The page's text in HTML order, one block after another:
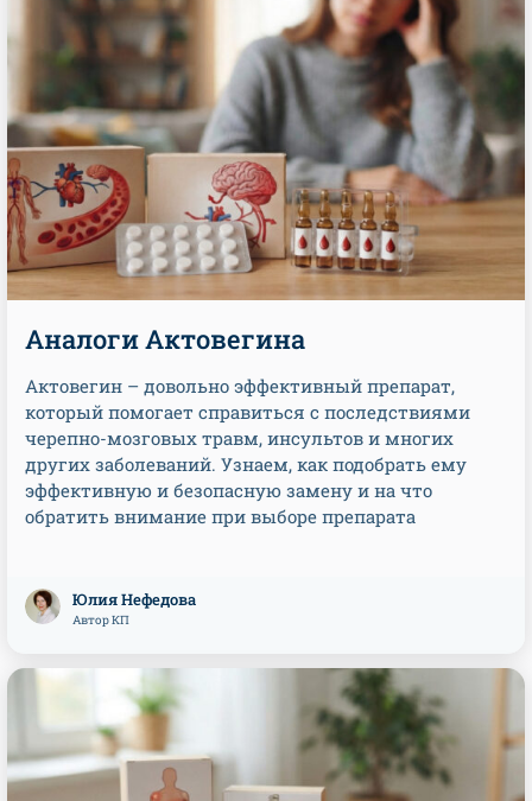
Аналоги Актовегина
Актовегин – довольно эффективный препарат,
который помогает справиться с последствиями
черепно-мозговых травм, инсультов и многих
других заболеваний. Узнаем, как подобрать ему
эффективную и безопасную замену и на что
обратить внимание при выборе препарата
Юлия Нефедова
Автор КП